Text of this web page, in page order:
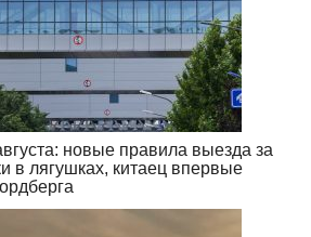
новые правила выезда за
в лягушках, китаец впервые